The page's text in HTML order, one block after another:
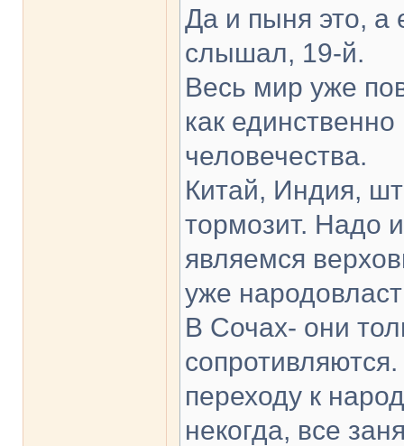
Да и пыня это, а
слышал, 19-й.
Весь мир уже
как
человечества.
Китай, Индия,
тормозит. Надо
являемся
уже
В Сочах- они
переходу к
некогда, все